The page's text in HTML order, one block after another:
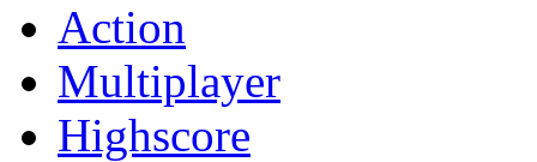
Action
Multiplayer
Highscore